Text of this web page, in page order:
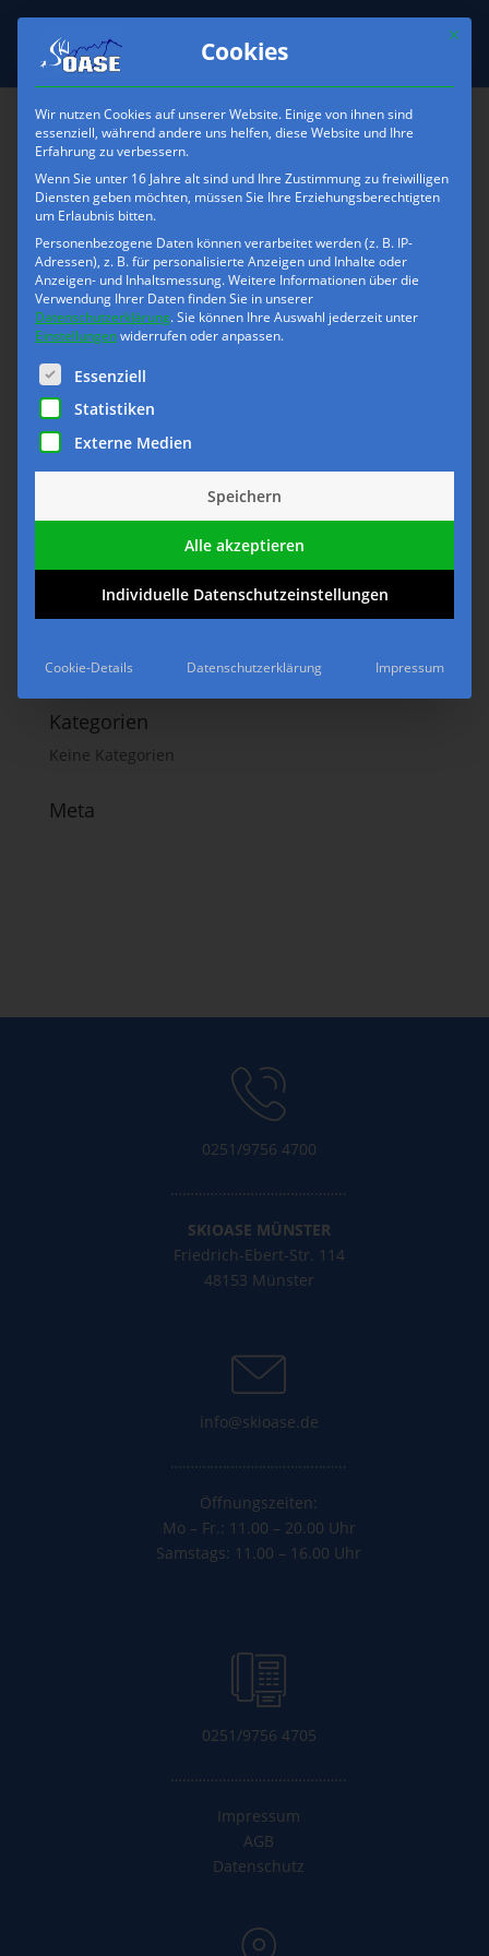
skioase-Skihersteller-
Dynafit
Neueste Kommentare
Archiv
Kategorien
Keine Kategorien
Meta
0251/9756 4700
……………………………………..
SKIOASE MÜNSTER
Friedrich-Ebert-Str. 114
48153 Münster
info@skioase.de
……………………………………..
Öffnungszeiten:
Mo – Fr.: 11.00 – 20.00 Uhr
Samstags: 11.00 – 16.00 Uhr
0251/9756 4705
……………………………………..
Impressum
AGB
Datenschutz
Mit
Cookies
Wir nutzen Cookies auf unserer Website. Einige von ihnen sind
essenziell, während andere uns helfen, diese Website und Ihre
Erfahrung zu verbessern.
Wenn Sie unter 16 Jahre alt sind und Ihre Zustimmung zu freiwilligen
Diensten geben möchten, müssen Sie Ihre Erziehungsberechtigten
um Erlaubnis bitten.
Personenbezogene Daten können verarbeitet werden (z. B. IP-
Adressen), z. B. für personalisierte Anzeigen und Inhalte oder
Anzeigen- und Inhaltsmessung.Weitere Informationen über die
Verwendung Ihrer Daten finden Sie in unserer
Datenschutzerklärung.Sie können Ihre Auswahl jederzeit unter
Einstellungenwiderrufen oder anpassen.
Es folgt eine Liste der Service-Gruppen, für die eine
Essenziell
Statistiken
Externe Medien
Speichern
Alle akzeptieren
Individuelle Datenschutzeinstellungen
Cookie-Details Datenschutzerklärung Impressum